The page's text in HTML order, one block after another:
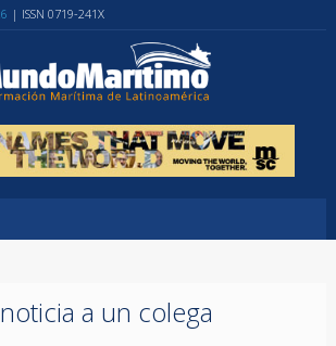
| ISSN 0719-241X
a un colega